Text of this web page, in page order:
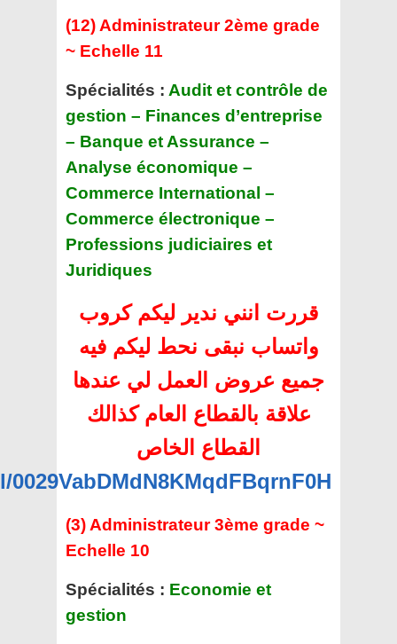
(12) Administrateur 2ème grade
~ Echelle 11
Spécialités : Audit et contrôle de
gestion – Finances d’entreprise
– Banque et Assurance –
Analyse économique –
Commerce International –
Commerce électronique –
Professions judiciaires et
Juridiques
قررت انني ندير ليكم كروب
واتساب نبقى نحط ليكم فيه
جميع عروض العمل لي عندها
علاقة بالقطاع العام كذالك
القطاع الخاص
(3) Administrateur 3ème grade ~
Echelle 10
Spécialités : Economie et
gestion